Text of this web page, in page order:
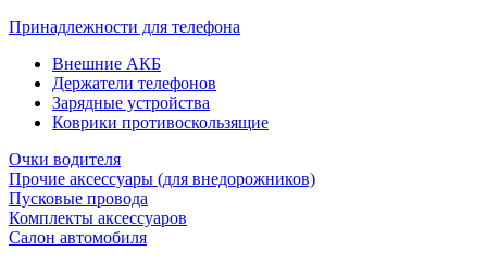
Принадлежности для телефона
Внешние АКБ
Держатели телефонов
Зарядные устройства
Коврики противоскользящие
Очки водителя
Прочие аксессуары (для внедорожников)
Пусковые провода
Комплекты аксессуаров
Салон автомобиля